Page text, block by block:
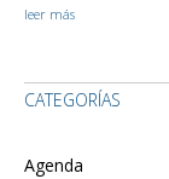
leer más
CATEGORÍAS
Agenda